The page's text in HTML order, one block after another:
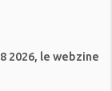
2026, le webzine